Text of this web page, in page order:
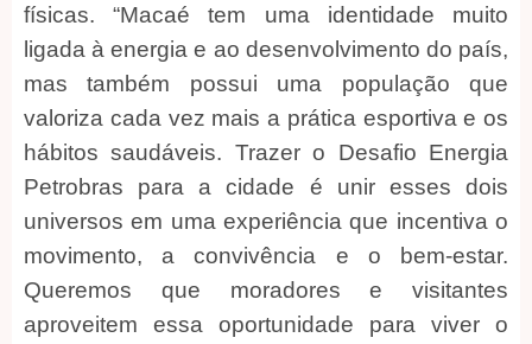
físicas. “Macaé tem uma identidade muito
ligada à energia e ao desenvolvimento do país,
mas também possui uma população que
valoriza cada vez mais a prática esportiva e os
hábitos saudáveis. Trazer o Desafio Energia
Petrobras para a cidade é unir esses dois
universos em uma experiência que incentiva o
movimento, a convivência e o bem-estar.
Queremos que moradores e visitantes
aproveitem essa oportunidade para viver o